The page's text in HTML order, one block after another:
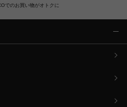
でのお買い物がオトクに